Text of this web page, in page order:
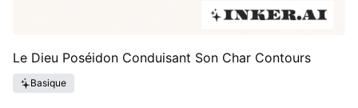
Le Dieu Poséidon Conduisant Son Char Contours
Basique